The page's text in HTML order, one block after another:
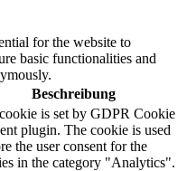
for the website to
basic functionalities and
Beschreibung
is set by GDPR Cookie
plugin. The cookie is used
the user consent for the
in the category "Analytics".